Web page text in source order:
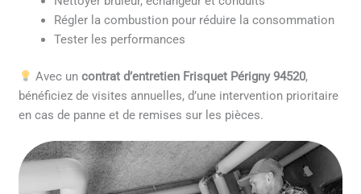
Régler la combustion pour réduire la consommation
Tester les performances
Avec un contrat d’entretien Frisquet Périgny 94520,
bénéficiez de visites annuelles, d’une intervention prioritaire
en cas de panne et de remises sur les pièces.